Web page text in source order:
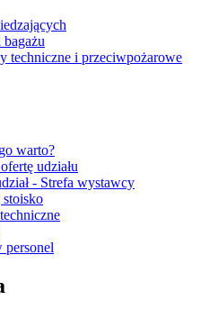
bagażu
techniczne i przeciwpożarowe
warto?
udziału
- Strefa wystawcy
personel